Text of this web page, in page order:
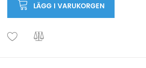
LÄGG I VARUKORGEN